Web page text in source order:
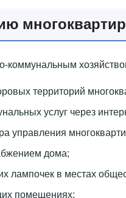
коммунальным
территорий
услуг через
управления
дома;
лампочек в местах
помещениях;